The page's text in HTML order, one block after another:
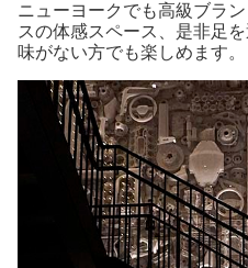
ニューヨークでも高級ブラ
スの体感スペース、是非足
味がない方でも楽しめます。